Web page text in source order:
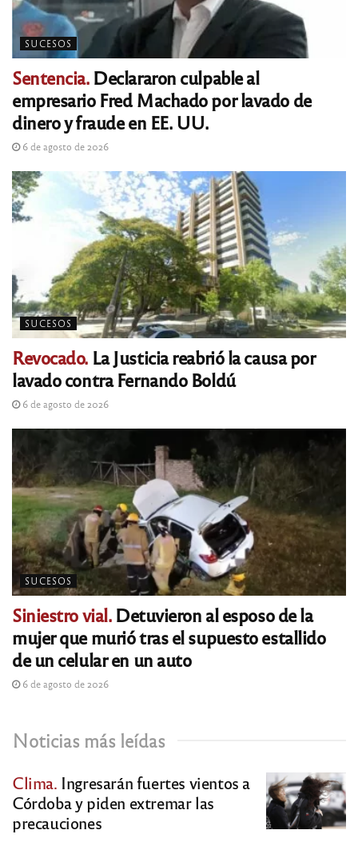
SUCESOS
Sentencia.Declararon culpable al
empresario Fred Machado por lavado de
dinero y fraude en EE. UU.
6 de agosto de 2026
SUCESOS
Revocado. La Justicia reabrió la causa por
lavado contra Fernando Boldú
6 de agosto de 2026
SUCESOS
Siniestro vial.Detuvieron al esposo de la
mujer que murió tras el supuesto estallido
de un celular en un auto
6 de agosto de 2026
Noticias más leídas
Clima. Ingresarán fuertes vientos a
Córdoba y piden extremar las
precauciones